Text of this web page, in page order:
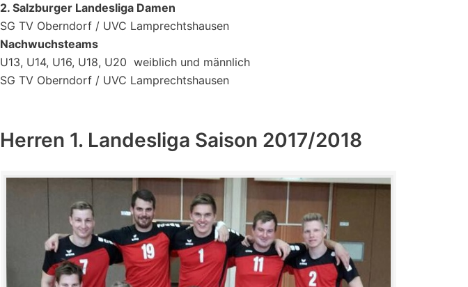
2. Salzburger Landesliga Damen
SG TV Oberndorf / UVC Lamprechtshausen
Nachwuchsteams
U13, U14, U16, U18, U20 weiblich und männlich
SG TV Oberndorf / UVC Lamprechtshausen
Herren 1. Landesliga Saison 2017/2018